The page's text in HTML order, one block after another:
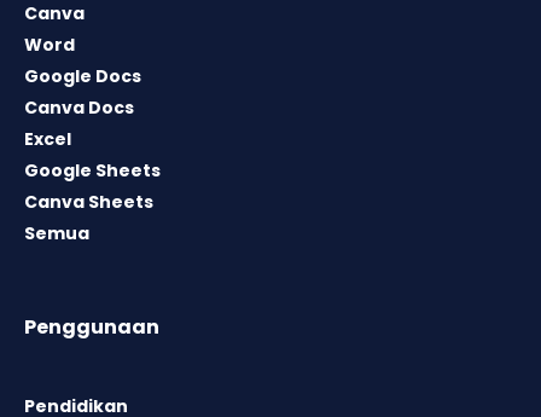
Canva
Word
Google Docs
Canva Docs
Excel
Google Sheets
Canva Sheets
Semua
Penggunaan
Pendidikan